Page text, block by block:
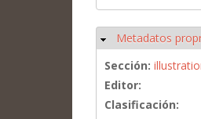
Ocultar
Metadatos
Sección:
Editor:
Clasificación: